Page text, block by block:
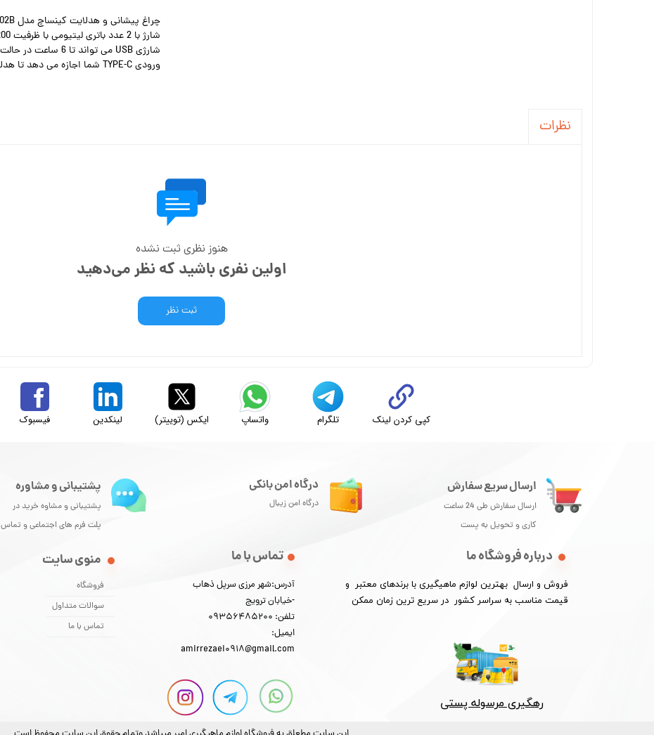
ورودی TYPE-C شما اجازه می دهد تا هدلایت را به سرعت شارژ کنید.
نظرات
هنوز نظری ثبت نشده
اولین نفری باشید که نظر می‌دهید
ثبت نظر
کپی کردن لینک تلگرام واتساپ ایکس (توییتر) لینکدین فیسبوک
ارسال سریع سفارش
ارسال سفارش طی 24 ساعت
کاری و تحویل به پست
درباره فروشگاه ما
فروش و ارسال بهترین لوازم ماهیگیری با برندهای معتبر و
​​​​​​​قیمت مناسب به سراسر کشور در سریع ترین زمان ممکن
منوی سایت
فروشگاه
سوالات متداول
تماس با ما
تماس با ما
آدرس:شهر مرزی سرپل ذهاب
-خیابان ترویج
تلفن: 09356485200
ایمیل:
amirrezaei0918@gmail.com
درگاه امن بانکی
درگاه امن زیبال
پشتیبانی و مشاوره
پشتیبانی و مشاوه خرید در
پلت فرم های اجتماعی و تماس
رهگیری مرسوله پستی​​​​​​​